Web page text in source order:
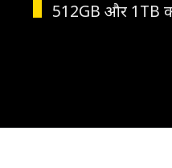
512GB और 1TB